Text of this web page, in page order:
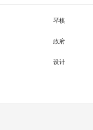
琴棋
政府
设计